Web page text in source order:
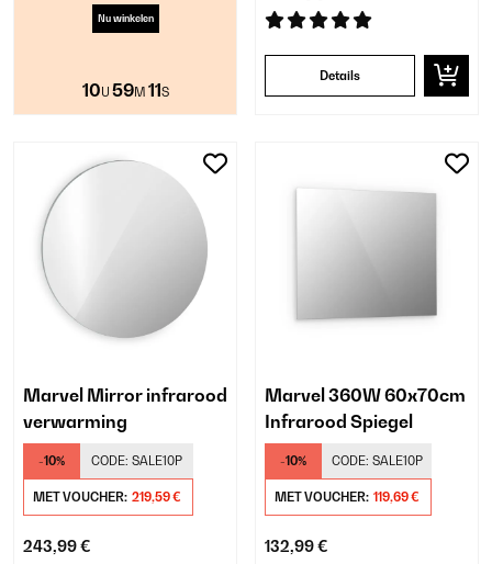
Nu winkelen
10U 59M 10S
Details
Marvel Mirror infrarood
verwarming
-10% CODE: SALE10P
MET VOUCHER: 219,59 €
243,99 €
Marvel 360W 60x70cm
Infrarood Spiegel
-10% CODE: SALE10P
MET VOUCHER: 119,69 €
132,99 €